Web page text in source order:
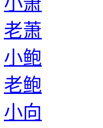
老萧
小鲍
老鲍
小向